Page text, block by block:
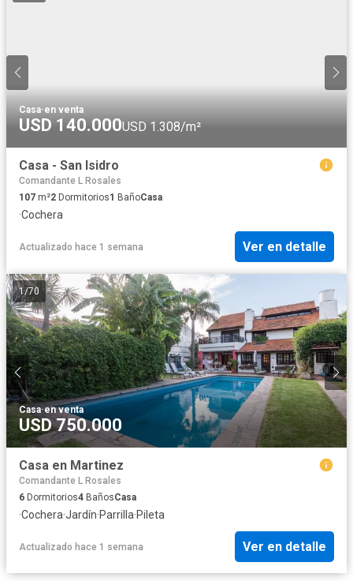
Casa·en venta
USD 140.000USD 1.308/m²
Casa - San Isidro
Comandante L Rosales
107 m²2 Dormitorios1 BañoCasa
·Cochera
Actualizado hace 1 semana Ver en detalle
1/70
Casa·en venta
USD 750.000
Casa en Martinez
Comandante L Rosales
6 Dormitorios4 BañosCasa
·Cochera·Jardín·Parrilla·Pileta
Actualizado hace 1 semana Ver en detalle